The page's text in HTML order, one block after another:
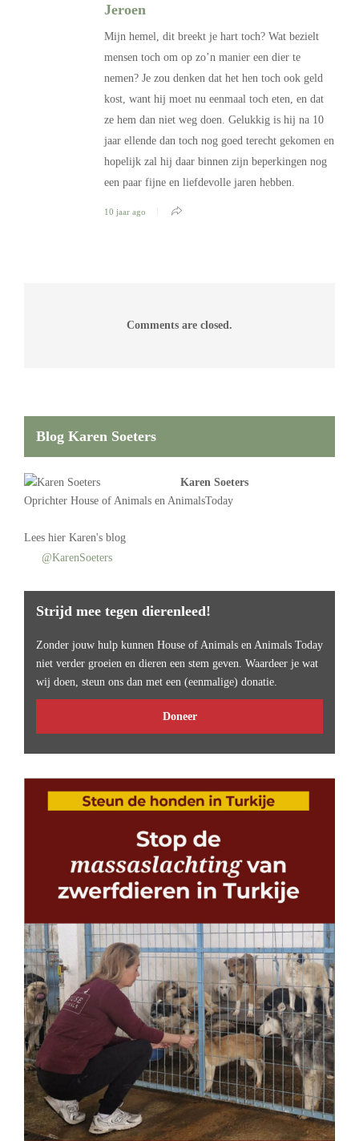
Jeroen
Mijn hemel, dit breekt je hart toch? Wat bezielt
mensen toch om op zo’n manier een dier te
nemen? Je zou denken dat het hen toch ook geld
kost, want hij moet nu eenmaal toch eten, en dat
ze hem dan niet weg doen. Gelukkig is hij na 10
jaar ellende dan toch nog goed terecht gekomen en
hopelijk zal hij daar binnen zijn beperkingen nog
een paar fijne en liefdevolle jaren hebben.
10 jaar ago
Comments are closed.
Blog Karen Soeters
Karen Soeters
Oprichter House of Animals en AnimalsToday
Lees hier Karen's blog
@KarenSoeters
Strijd mee tegen dierenleed!
Zonder jouw hulp kunnen House of Animals en Animals Today
niet verder groeien en dieren een stem geven. Waardeer je wat
wij doen, steun ons dan met een (eenmalige) donatie.
Doneer